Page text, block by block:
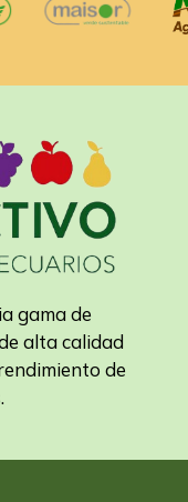
gama de
alta calidad
de